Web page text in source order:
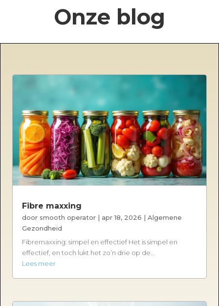
Onze blog
Fibre maxxing
door smooth operator | apr 18, 2026 |Algemene
Gezondheid
Fibremaxxing: simpel en effectief Het is simpel en
effectief, en toch lukt het zo’n drie op de...
Lees meer